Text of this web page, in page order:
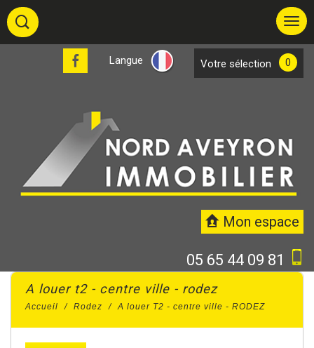
Langue votre sélection 0
Mon espace
05 65 44 09 81
a louer t2 - centre ville - rodez
Accueil Rodez A louer T2 - centre ville - RODEZ